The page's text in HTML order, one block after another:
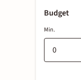
Budget
Min.